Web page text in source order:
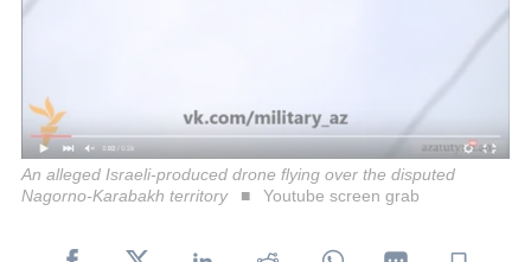
An alleged Israeli-produced drone flying over the disputed
Nagorno-Karabakh territory
Youtube screen grab